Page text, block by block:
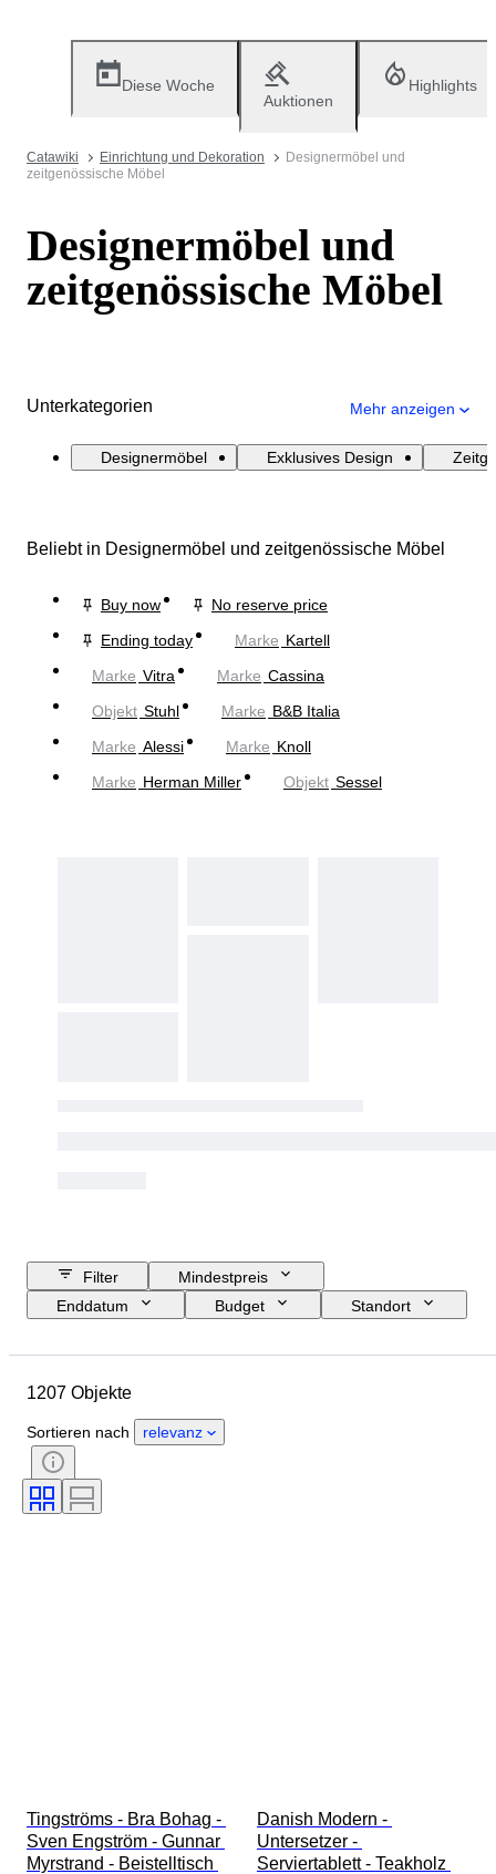
Diese Woche
Auktionen
Highlights
Catawiki Einrichtung und Dekoration
Designermöbel und
zeitgenössische Möbel
Designermöbel und
zeitgenössische Möbel
Unterkategorien Mehr anzeigen
Designermöbel Exklusives Design
Beliebt in Designermöbel und zeitgenössische Möbel
Buy now
No reserve price
Ending today
Marke Kartell
Marke Vitra Marke Cassina
Objekt Stuhl Marke B&B Italia
Marke Alessi Marke Knoll
Marke Herman Miller Objekt Sessel
Filter
Mindestpreis
Enddatum
Budget
Standort
Herkunftsland
Geschlecht
Zustand
Zubehör
Periode
Stil
Farbe
1207 Objekte
Sortieren nach relevanz
Tingströms - Bra Bohag -
Sven Engström - Gunnar
Myrstrand - Beistelltisch
Danish Modern -
Untersetzer -
Serviertablett - Teakholz